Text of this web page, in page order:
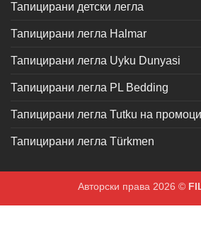
Тапицирани детски легла
Тапицирани легла Halmar
Тапицирани легла Uyku Dunyasi
Тапицирани легла PL Bedding
Тапицирани легла Tutku на
Тапицирани легла Türkmen
Авторски права 2026 ©